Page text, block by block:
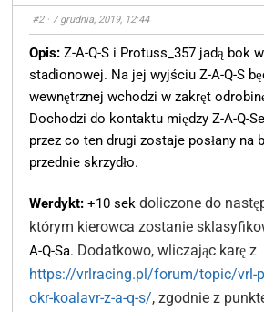
#2· 7 grudnia, 2019, 12:44
Opis:Z-A-Q-S i Protuss_357 jadą bok
stadionowej. Na jej wyjściu Z-A-Q-S
wewnętrznej wchodzi w zakręt
Dochodzi do kontaktu między Z-A-Q-
przez co ten drugi zostaje posłany na
przednie skrzydło.
Werdykt:+10 sekdoliczone do
którym kierowca zostanie
A-Q-Sa. Dodatkowo, wliczając karę z
https://vrlracing.pl/forum/topic/vrl-
okr-koalavr-z-a-q-s/, zgodnie z